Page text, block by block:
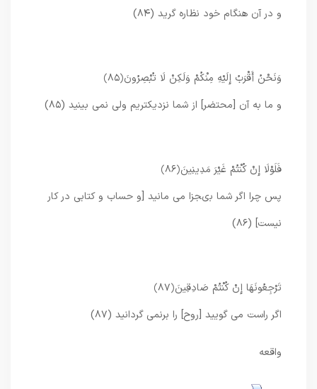
و در آن هنگام خود نظاره گريد (۸۴)
وَنَحْنُ أَقْرَبُ إِلَيْهِ مِنْكُمْ وَلَكِنْ لَا تُبْصِرُونَ﴿۸۵﴾
و ما به آن [محتضر] از شما نزديكتريم ولى نمى ‏بينيد (۸۵)
فَلَوْلَا إِنْ كُنْتُمْ غَيْرَ مَدِينِينَ﴿۸۶﴾
پس چرا اگر شما بى‏جزا مى‏ مانيد [و حساب و كتابى در كار
نيست] (۸۶)
تَرْجِعُونَهَا إِنْ كُنْتُمْ صَادِقِينَ﴿۸۷﴾
اگر راست مى‏ گوييد [روح] را برنمى‏ گردانيد (۸۷)
واقعه